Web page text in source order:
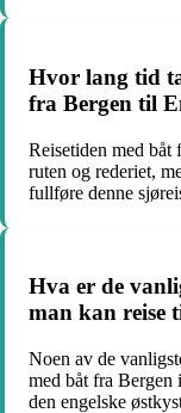
Hvor lang tid
fra Bergen til
Reisetiden med
ruten og rederiet,
fullføre denne
Hva er de
man kan reise
Noen av de
med båt fra Bergen
den engelske